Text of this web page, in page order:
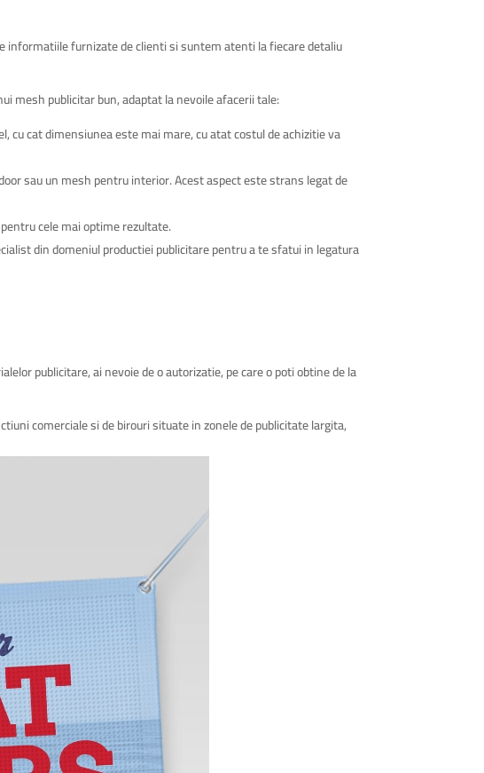
informatiile furnizate de clienti si suntem atenti la fiecare detaliu
mesh publicitar bun, adaptat la nevoile afacerii tale:
cat dimensiunea este mai mare, cu atat costul de achizitie va
sau un mesh pentru interior. Acest aspect este strans legat de
cele mai optime rezultate.
din domeniul productiei publicitare pentru a te sfatui in legatura
publicitare, ai nevoie de o autorizatie, pe care o poti obtine de la
comerciale si de birouri situate in zonele de publicitate largita,